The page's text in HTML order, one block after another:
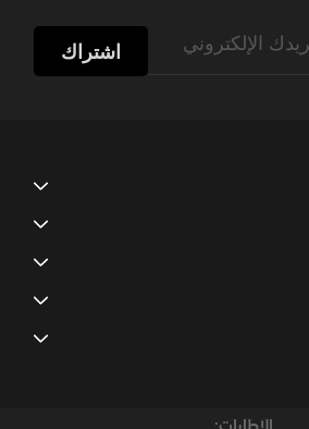
اشتراك